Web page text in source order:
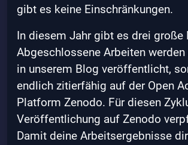
gibt es keine Einschränkungen.
In diesem Jahr gibt es drei große
Abgeschlossene Arbeiten
in unserem Blog veröffentlicht,
endlich zitierfähig auf der Open
Platform Zenodo. Für diesen
Veröffentlichung auf Zenodo
Damit deine Arbeitsergebnisse